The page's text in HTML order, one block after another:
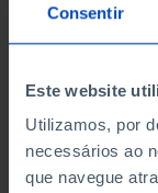
Consentir
Este website
Utilizamos, por
necessários ao
que navegue
DATA DE FIM